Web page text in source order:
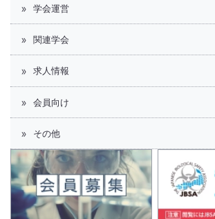
学会運営
関連学会
求人情報
会員向け
その他